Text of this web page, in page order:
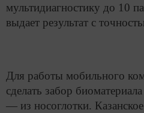
мультидиагностику до 10
выдает результат с
Для работы мобильного
сделать забор
— из носоглотки.